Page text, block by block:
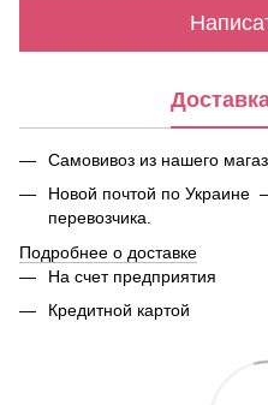
Самовивоз из нашего
Новой почтой по Украине
перевозчика.
Подробнее о доставке
На счет предприятия
Кредитной картой